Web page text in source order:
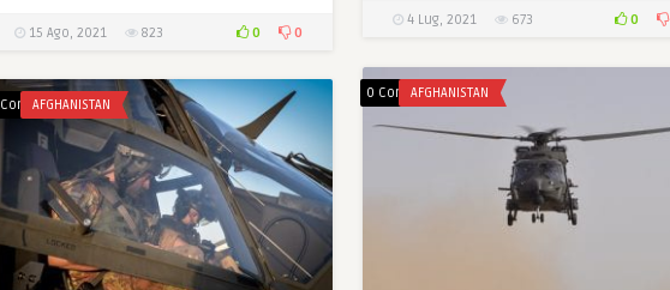
15 Ago, 2021 823 0 0
4 Lug, 2021 673 0
0 CommentsAFGHANISTAN
AFGHANISTAN